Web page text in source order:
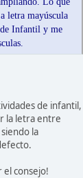
letra mayúscula
Infantil y me
de infantil,
la letra entre
la
el consejo!